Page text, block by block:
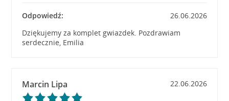
Odpowiedź:
26.06.2026
Dziękujemy za komplet gwiazdek. Pozdrawiam
serdecznie, Emilia
Marcin Lipa 22.06.2026